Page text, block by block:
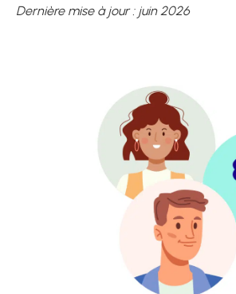
Dernière mise à jour : juin 2026